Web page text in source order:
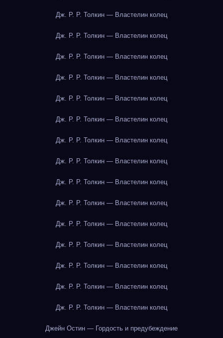
Дж. Р. Р. Толкин — Властелин колец
Дж. Р. Р. Толкин — Властелин колец
Дж. Р. Р. Толкин — Властелин колец
Дж. Р. Р. Толкин — Властелин колец
Дж. Р. Р. Толкин — Властелин колец
Дж. Р. Р. Толкин — Властелин колец
Дж. Р. Р. Толкин — Властелин колец
Дж. Р. Р. Толкин — Властелин колец
Дж. Р. Р. Толкин — Властелин колец
Дж. Р. Р. Толкин — Властелин колец
Дж. Р. Р. Толкин — Властелин колец
Дж. Р. Р. Толкин — Властелин колец
Дж. Р. Р. Толкин — Властелин колец
Дж. Р. Р. Толкин — Властелин колец
Дж. Р. Р. Толкин — Властелин колец
Джейн Остин — Гордость и предубеждение